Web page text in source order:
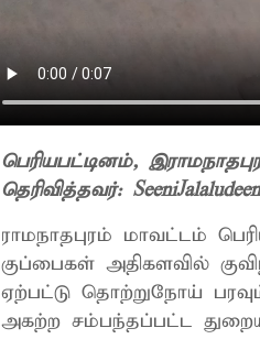
பெரியபட்டினம்,
தெரிவித்தவர்: SeeniJalaludeen
ராமநாதபுரம் மாவட்டம்
குப்பைகள் அதிகளவில்
ஏற்பட்டு தொற்றுநோய்
அகற்ற சம்பந்தப்பட்ட